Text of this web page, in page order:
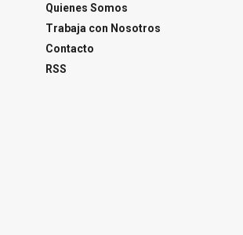
Quienes Somos
Trabaja con Nosotros
Contacto
RSS